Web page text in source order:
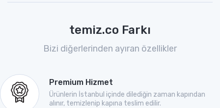
temiz.co Farkı
Bizi diğerlerinden ayıran özellikler
Premium Hizmet
Ürünlerin İstanbul içinde dilediğin zaman kapından
alınır, temizlenip kapına teslim edilir.